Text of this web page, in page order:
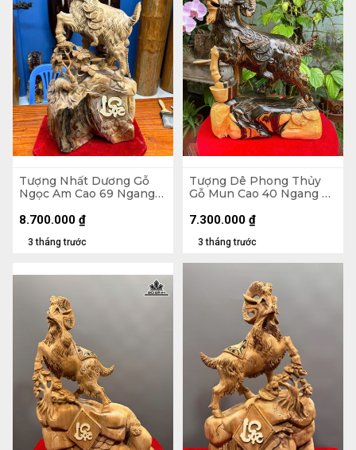
Tượng Nhất Dương Gỗ
Ngọc Am Cao 69 Ngang
3 tháng trước
8.700.000 ₫
Tượng Dê Phong Thủy
Gỗ Mun Cao 40 Ngang 29
3 tháng trước
7.300.000 ₫